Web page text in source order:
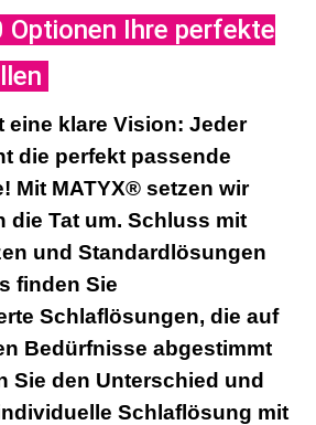
Ihre perfekte
eine klare Vision: Jeder
die perfekt passende
Mit MATYX® setzen wir
die Tat um. Schluss mit
und Standardlösungen
finden Sie
Schlaflösungen, die auf
Bedürfnisse abgestimmt
Sie den Unterschied und
Schlaflösung mit